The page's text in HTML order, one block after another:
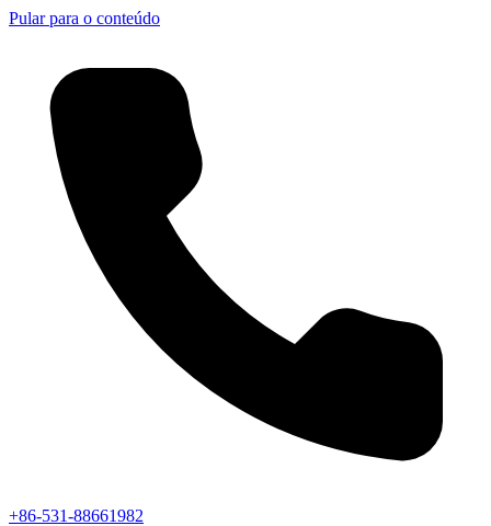
Pular para o conteúdo
+86-531-88661982